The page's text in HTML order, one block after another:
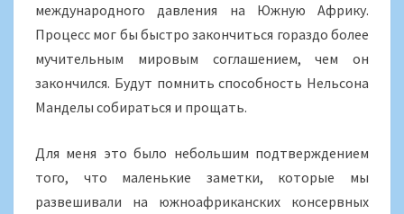
международного давления на Южную Африку.
Процесс мог бы быстро закончиться гораздо более
мучительным мировым соглашением, чем он
закончился. Будут помнить способность Нельсона
Манделы собираться и прощать.
Для меня это было небольшим подтверждением
того, что маленькие заметки, которые мы
развешивали на южноафриканских консервных